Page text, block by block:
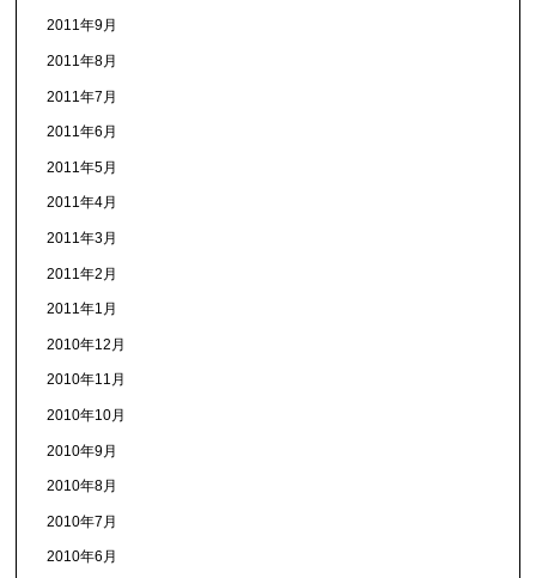
2011年9月
2011年8月
2011年7月
2011年6月
2011年5月
2011年4月
2011年3月
2011年2月
2011年1月
2010年12月
2010年11月
2010年10月
2010年9月
2010年8月
2010年7月
2010年6月